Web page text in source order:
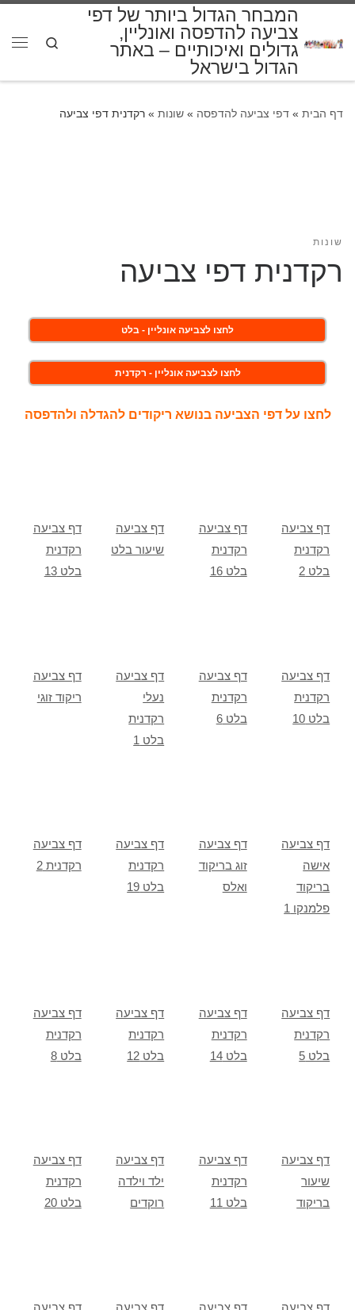
המבחר הגדול ביותר של דפי
צביעה להדפסה ואונליין,
גדולים ואיכותיים – באתר
הגדול בישראל
Search
דף הבית » דפי צביעה להדפסה » שונות » רקדנית דפי צביעה
שונות
רקדנית דפי צביעה
לחצו לצביעה אונליין - בלט
לחצו לצביעה אונליין - רקדנית
לחצו על דפי הצביעה בנושא ריקודים להגדלה ולהדפסה
דף צביעה
רקדנית
בלט 13
דף צביעה
שיעור בלט
דף צביעה
רקדנית
בלט 16
דף צביעה
רקדנית
בלט 2
דף צביעה
ריקוד זוגי
דף צביעה
נעלי
רקדנית
בלט 1
דף צביעה
רקדנית
בלט 6
דף צביעה
רקדנית
בלט 10
דף צביעה
רקדנית 2
דף צביעה
רקדנית
בלט 19
דף צביעה
זוג בריקוד
ואלס
דף צביעה
אישה
בריקוד
פלמנקו 1
דף צביעה
רקדנית
בלט 8
דף צביעה
רקדנית
בלט 12
דף צביעה
רקדנית
בלט 14
דף צביעה
רקדנית
בלט 5
דף צביעה
רקדנית
בלט 20
דף צביעה
ילד וילדה
רוקדים
דף צביעה
רקדנית
בלט 11
דף צביעה
שיעור
בריקוד
דף צביעה
דף צביעה
דף צביעה
דף צביעה